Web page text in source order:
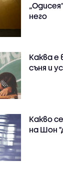
него
Каква е
съня и
Какво
на Шон